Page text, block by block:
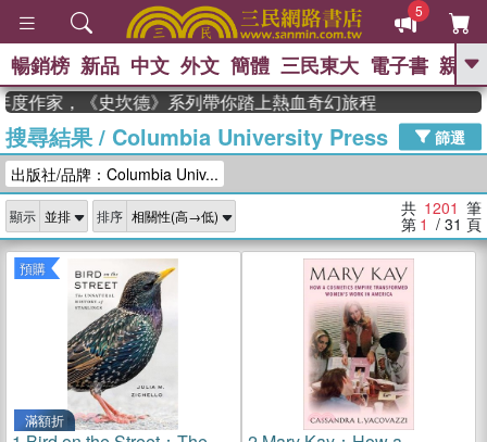
5
GO
熱搜： 東野圭吾 、 高希均教授回憶錄
、 The Odyssey 、 父親節 、 如果歷
史是一群喵
獎 臺灣漫遊錄 、 方念華 、 台灣的李
登輝時代
數學女孩：黎曼猜想 、
偉大的迷走神經
暢銷榜 新品 中文 外文 簡體 三民東大 電子書 親子
，《史坎德》系列帶你踏上熱血奇幻旅程
搜尋結果/ Columbia University Press
篩選
出版社/品牌：Columbia Univ...
顯示 排序 共 1201 筆
第 1 / 31 頁
預購
滿額折